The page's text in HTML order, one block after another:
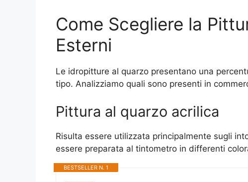
Come Scegliere la
Esterni
Le idropitture al quarzo presentano una
tipo. Analizziamo quali sono presenti in
Pittura al quarzo acrilica
Risulta essere utilizzata principalmente sugli
essere preparata al tintometro in differenti
BESTSELLER N. 1